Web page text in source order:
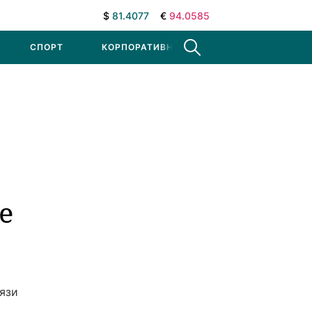
$ 81.4077 € 94.0585
СПОРТ КОРПОРАТИВНЫЕ НОВОСТИ